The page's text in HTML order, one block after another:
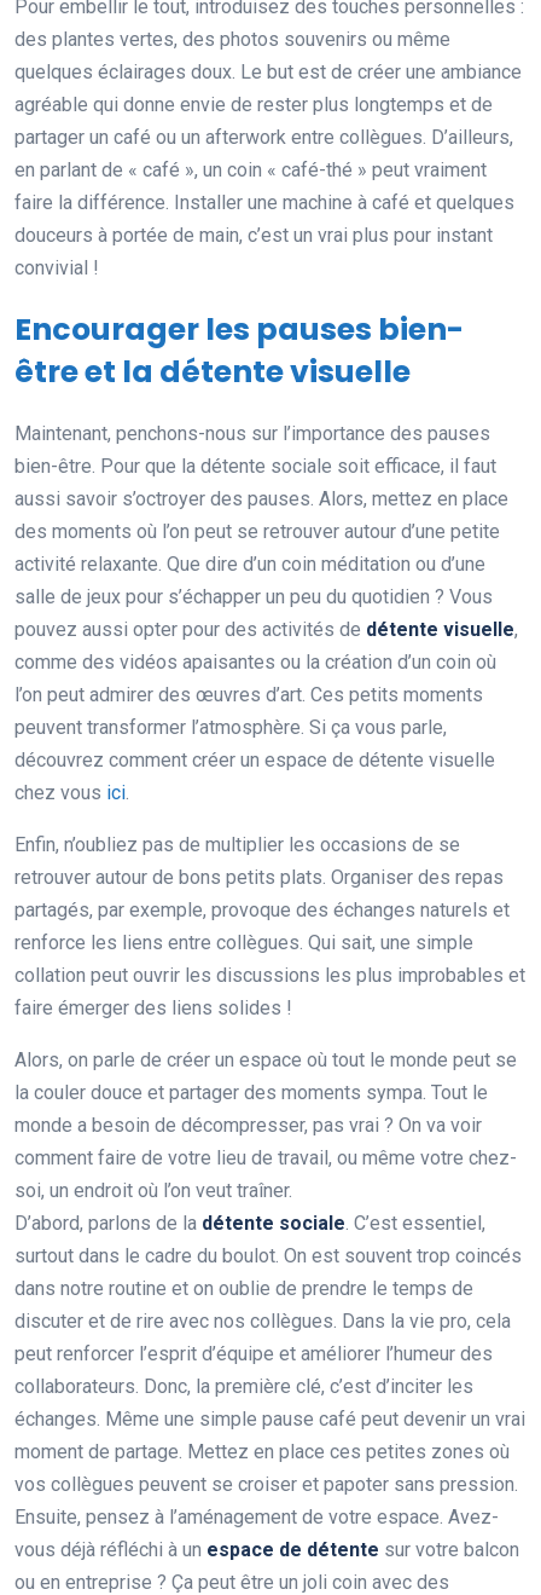
Pour embellir le tout, introduisez des touches personnelles :
des plantes vertes, des photos souvenirs ou même
quelques éclairages doux. Le but est de créer une ambiance
agréable qui donne envie de rester plus longtemps et de
partager un café ou un afterwork entre collègues. D’ailleurs,
en parlant de « café », un coin « café-thé » peut vraiment
faire la différence. Installer une machine à café et quelques
douceurs à portée de main, c’est un vrai plus pour instant
convivial !
Encourager les pauses bien-
être et la détente visuelle
Maintenant, penchons-nous sur l’importance des pauses
bien-être. Pour que la détente sociale soit efficace, il faut
aussi savoir s’octroyer des pauses. Alors, mettez en place
des moments où l’on peut se retrouver autour d’une petite
activité relaxante. Que dire d’un coin méditation ou d’une
salle de jeux pour s’échapper un peu du quotidien ? Vous
pouvez aussi opter pour des activités de détente visuelle,
comme des vidéos apaisantes ou la création d’un coin où
l’on peut admirer des œuvres d’art. Ces petits moments
peuvent transformer l’atmosphère. Si ça vous parle,
découvrez comment créer un espace de détente visuelle
chez vous ici.
Enfin, n’oubliez pas de multiplier les occasions de se
retrouver autour de bons petits plats. Organiser des repas
partagés, par exemple, provoque des échanges naturels et
renforce les liens entre collègues. Qui sait, une simple
collation peut ouvrir les discussions les plus improbables et
faire émerger des liens solides !
Alors, on parle de créer un espace où tout le monde peut se
la couler douce et partager des moments sympa. Tout le
monde a besoin de décompresser, pas vrai ? On va voir
comment faire de votre lieu de travail, ou même votre chez-
soi, un endroit où l’on veut traîner.
D’abord, parlons de la détente sociale. C’est essentiel,
surtout dans le cadre du boulot. On est souvent trop coincés
dans notre routine et on oublie de prendre le temps de
discuter et de rire avec nos collègues. Dans la vie pro, cela
peut renforcer l’esprit d’équipe et améliorer l’humeur des
collaborateurs. Donc, la première clé, c’est d’inciter les
échanges. Même une simple pause café peut devenir un vrai
moment de partage. Mettez en place ces petites zones où
vos collègues peuvent se croiser et papoter sans pression.
Ensuite, pensez à l’aménagement de votre espace. Avez-
vous déjà réfléchi à un espace de détente sur votre balcon
ou en entreprise ? Ça peut être un joli coin avec des